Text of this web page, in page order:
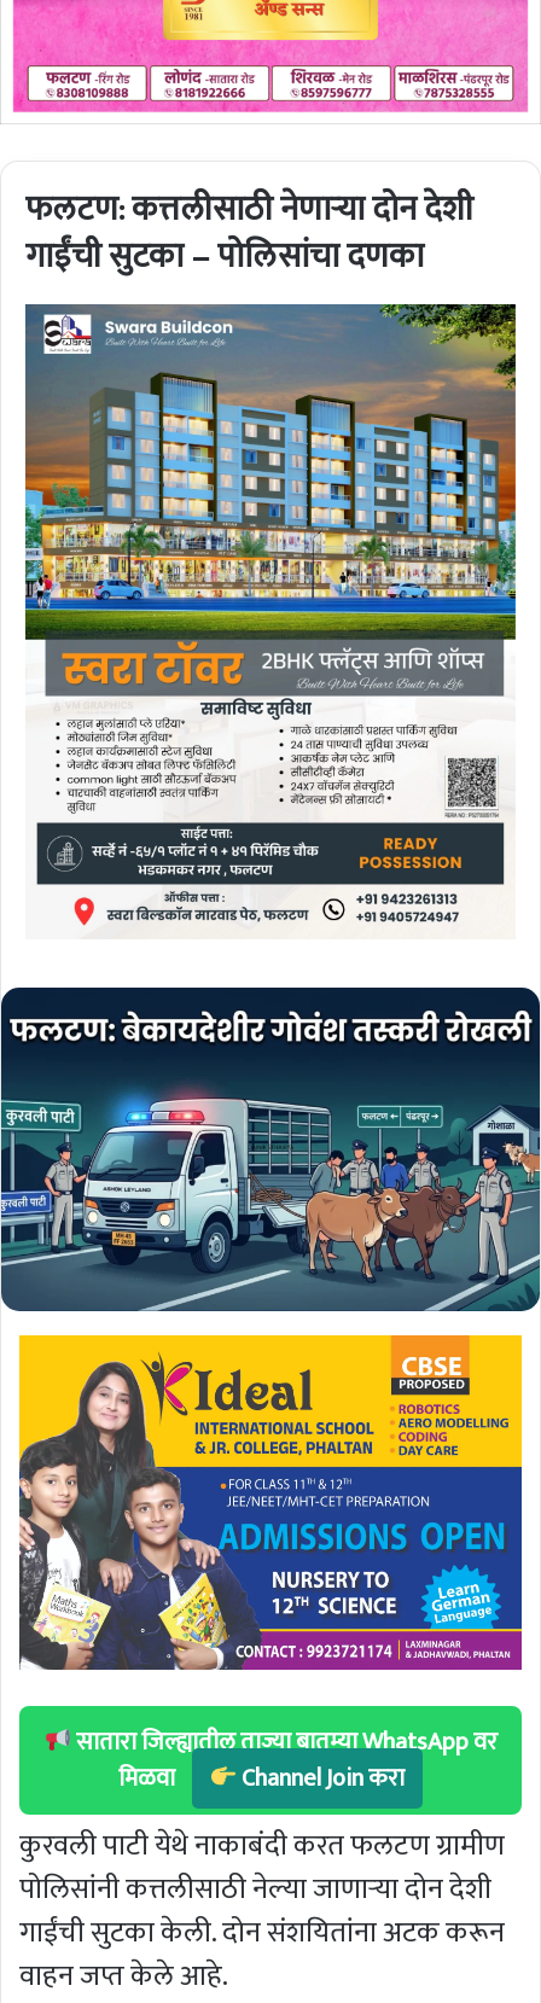
फलटण: कत्तलीसाठी नेणाऱ्या दोन देशी
गाईंची सुटका – पोलिसांचा दणका
सातारा जिल्ह्यातील ताज्या बातम्या WhatsApp वर
मिळवा
Channel Join करा
कुरवली पाटी येथे नाकाबंदी करत फलटण ग्रामीण
पोलिसांनी कत्तलीसाठी नेल्या जाणाऱ्या दोन देशी
गाईंची सुटका केली. दोन संशयितांना अटक करून
वाहन जप्त केले आहे.